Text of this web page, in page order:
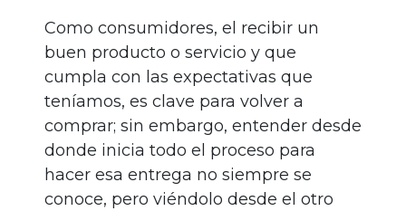
Como consumidores, el recibir un
buen producto o servicio y que
cumpla con las expectativas que
teníamos, es clave para volver a
comprar; sin embargo, entender desde
donde inicia todo el proceso para
hacer esa entrega no siempre se
conoce, pero viéndolo desde el otro